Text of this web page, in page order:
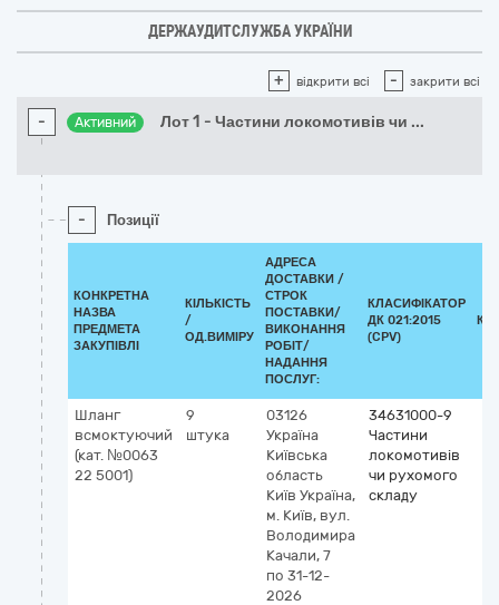
ДЕРЖАУДИТСЛУЖБА УКРАЇНИ
+ відкрити всі - закрити всі
- Активний Лот 1 - Частини локомотивів чи ...
- Позиції
КОНКРЕТНА
НАЗВА
ПРЕДМЕТА
ЗАКУПІВЛІ
КІЛЬКІСТЬ
/
ОД.ВИМІРУ
АДРЕСА
ДОСТАВКИ /
СТРОК
ПОСТАВКИ/
ВИКОНАННЯ
РОБІТ/
НАДАННЯ
ПОСЛУГ:
КЛАСИФІКАТОР
ДК 021:2015
(CPV)
Шланг
всмоктуючий
(кат. №0063
22 5001)
9
штука
03126
Україна
Київська
область
Київ Україна,
м. Київ, вул.
Володимира
Качали, 7
по 31-12-
2026
34631000-9
Частини
локомотивів
чи рухомого
складу